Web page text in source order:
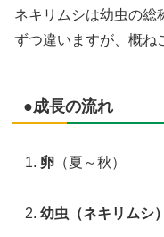
ネキリムシは幼虫の総
ずつ違いますが、概ね
●成長の流れ
卵 （夏～秋）
幼虫（ネキリムシ）